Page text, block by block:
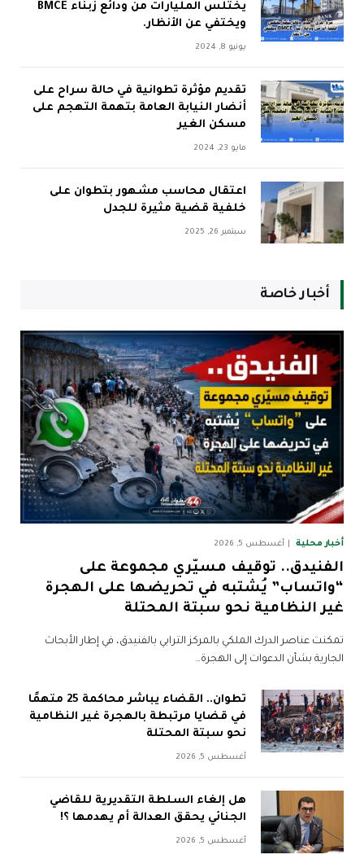
يختلس المليارات من ودائع زبناء BMCE
ويختفي عن الأنظار.
يونيو 8, 2024
تقديم مؤثرة تطوانية في حالة سراح على
أنضار النيابة العامة بتهمة التهجم على
مسكن الغير
مايو 23, 2024
اعتقال محاسب مشهور بتطوان على
خلفية قضية مثيرة للجدل
سبتمبر 26, 2025
أخبار خاصة
أخبار محلية أغسطس 5, 2026
الفنيدق.. توقيف مسيّري مجموعة على
“واتساب” يُشتبه في تحريضها على الهجرة
غير النظامية نحو سبتة المحتلة
تمكنت عناصر الدرك الملكي بالمركز الترابي بالفنيدق، في إطار الأبحاث
الجارية بشأن الدعوات إلى الهجرة…
تطوان.. القضاء يباشر محاكمة 25 متهمًا
في قضايا مرتبطة بالهجرة غير النظامية
نحو سبتة المحتلة
أغسطس 5, 2026
هل إلغاء السلطة التقديرية للقاضي
الجنائي يحقق العدالة أم يهدمها ؟!
أغسطس 5, 2026